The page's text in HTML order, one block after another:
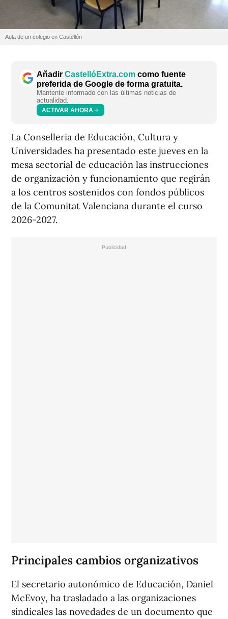
Aula de un colegio en Castellón
Añadir CastellóExtra.com como fuente
preferida de Google de forma gratuita.
Mantente informado con las últimas noticias de
actualidad.
ACTIVAR AHORA
La Conselleria de Educación, Cultura y
Universidades ha presentado este jueves en la
mesa sectorial de educación las instrucciones
de organización y funcionamiento que regirán
a los centros sostenidos con fondos públicos
de la Comunitat Valenciana durante el curso
2026-2027.
Principales cambios organizativos
El secretario autonómico de Educación, Daniel
McEvoy, ha trasladado a las organizaciones
sindicales las novedades de un documento que